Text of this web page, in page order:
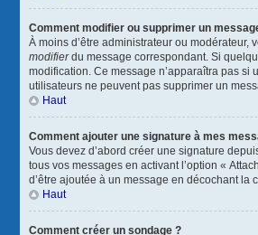
Comment modifier ou supprimer un
À moins d’être administrateur ou
modifierdu message correspondant. Si
modification. Ce message n’apparaîtra pas
utilisateurs ne peuvent pas supprimer un
Haut
Comment ajouter une signature à mes
Vous devez d’abord créer une signature
tous vos messages en activant l’option «
d’être ajoutée à un message en décochant la
Haut
Comment créer un sondage ?